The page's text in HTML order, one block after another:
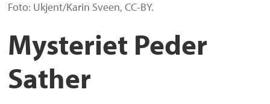
Foto: Ukjent/Karin Sveen, CC-BY.
Mysteriet Peder
Sather